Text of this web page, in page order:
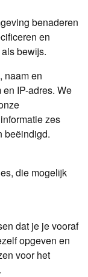
benaderen
en
bewijs.
naam en
IP-adres. We
zes
beëindigd.
die mogelijk
dat je je vooraf
opgeven en
voor het